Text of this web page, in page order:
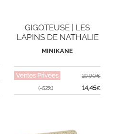
GIGOTEUSE | LES
LAPINS DE NATHALIE
LÉTÉ
MINIKANE
Ventes Privées
(-52%)
29,90€
14,45€